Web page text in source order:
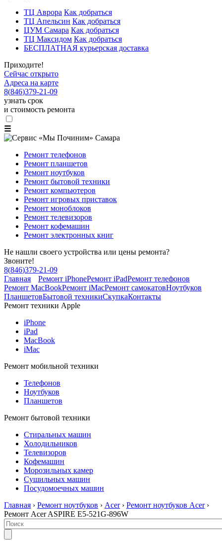
ТЦ Аврора Как добраться
ТЦ Апельсин Как добраться
ЦУМ Самара Как добраться
ТЦ Максидом Как добраться
БЕСПЛАТНАЯ курьерская доставка
Приходите!
Сейчас открыто
Адреса на карте
8(846)379-21-09
узнать срок
и стоимость ремонта
☰
Ремонт телефонов
Ремонт планшетов
Ремонт ноутбуков
Ремонт бытовой техники
Ремонт компьютеров
Ремонт игровых приставок
Ремонт моноблоков
Ремонт телевизоров
Ремонт кофемашин
Ремонт электронных книг
Не нашли своего устройства или цены ремонта?
Звоните!
8(846)379-21-09
Главная
Ремонт iPhoneРемонт iPadРемонт телефонов
Ремонт MacBookРемонт iMacРемонт самокатовНоутбуков
ПланшетовБытовой техникиСкупкаКонтакты
Ремонт техники Apple
iPhone
iPad
MacBook
iMac
Ремонт мобильной техники
Телефонов
Ноутбуков
Планшетов
Ремонт бытовой техники
Стиральных машин
Холодильников
Телевизоров
Кофемашин
Морозильных камер
Сушильных машин
Посудомоечных машин
Главная › Ремонт ноутбуков › Acer› Ремонт ноутбуков Acer›
Ремонт Acer ASPIRE E5-521G-896W